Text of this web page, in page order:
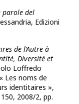
parole del
Edizioni
de l’Autre à
Diversité et
Loffredo
Les noms de
identitaires »,
2008/2, pp.